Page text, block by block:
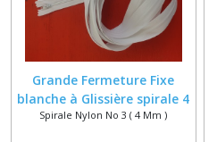
Grande Fermeture Fixe
blanche à Glissière spirale 4
mm sur mesure jusqu'à 60
Spirale Nylon No 3 ( 4 Mm )